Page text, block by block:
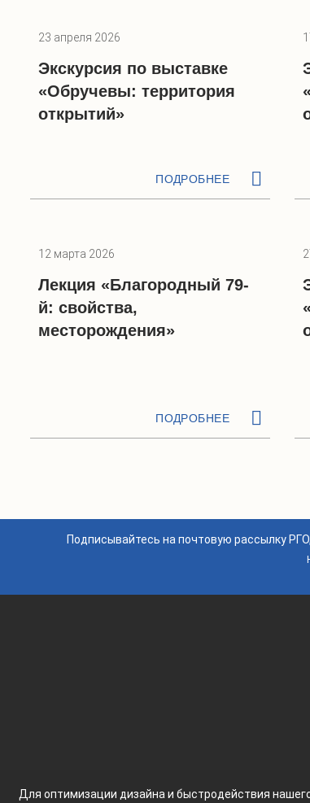
23 апреля 2026
Экскурсия по выставке
«Обручевы: территория
открытий»
ПОДРОБНЕЕ
12 марта 2026
Лекция «Благородный 79-
й: свойства,
месторождения»
ПОДРОБНЕЕ
Подписывайтесь на почтовую рассылку
Для оптимизации дизайна и быстродействия